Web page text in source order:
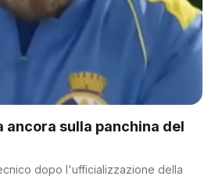
ancora sulla panchina del
dopo l'ufficializzazione della